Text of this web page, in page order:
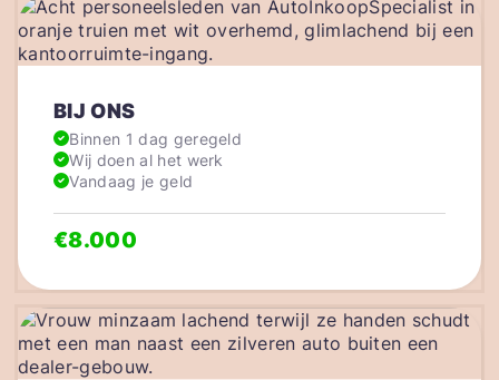
BIJ ONS
Binnen 1 dag geregeld
Wij doen al het werk
Vandaag je geld
€8.000